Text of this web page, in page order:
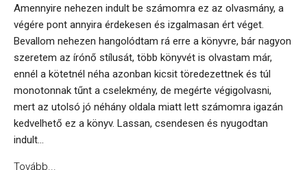
Amennyire nehezen indult be számomra ez az olvasmány, a
végére pont annyira érdekesen és izgalmasan ért véget.
Bevallom nehezen hangolódtam rá erre a könyvre, bár nagyon
szeretem az írónő stílusát, több könyvét is olvastam már,
ennél a kötetnél néha azonban kicsit töredezettnek és túl
monotonnak tűnt a cselekmény, de megérte végigolvasni,
mert az utolsó jó néhány oldala miatt lett számomra igazán
kedvelhető ez a könyv. Lassan, csendesen és nyugodtan
indult...
Tovább...